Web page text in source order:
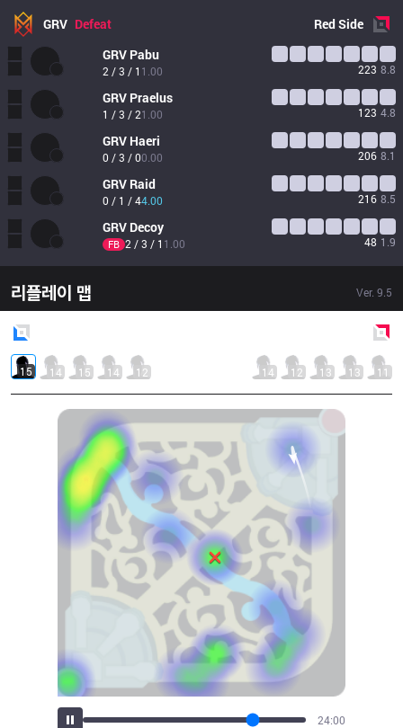
GRV Defeat RedSide
GRV Pabu
2 / 3 / 1 1.00 223 8.8
GRV Praelus
1 / 3 / 21.00 123 4.8
GRV Haeri
0 / 3 / 00.00 206 8.1
GRV Raid
0 / 1 / 44.00 216 8.5
GRV Decoy
FB 2 / 3 / 1 1.00 48 1.9
리플레이 맵 Ver. 9.5
15 14 15 14 12 14 12 13 13 11
24:30